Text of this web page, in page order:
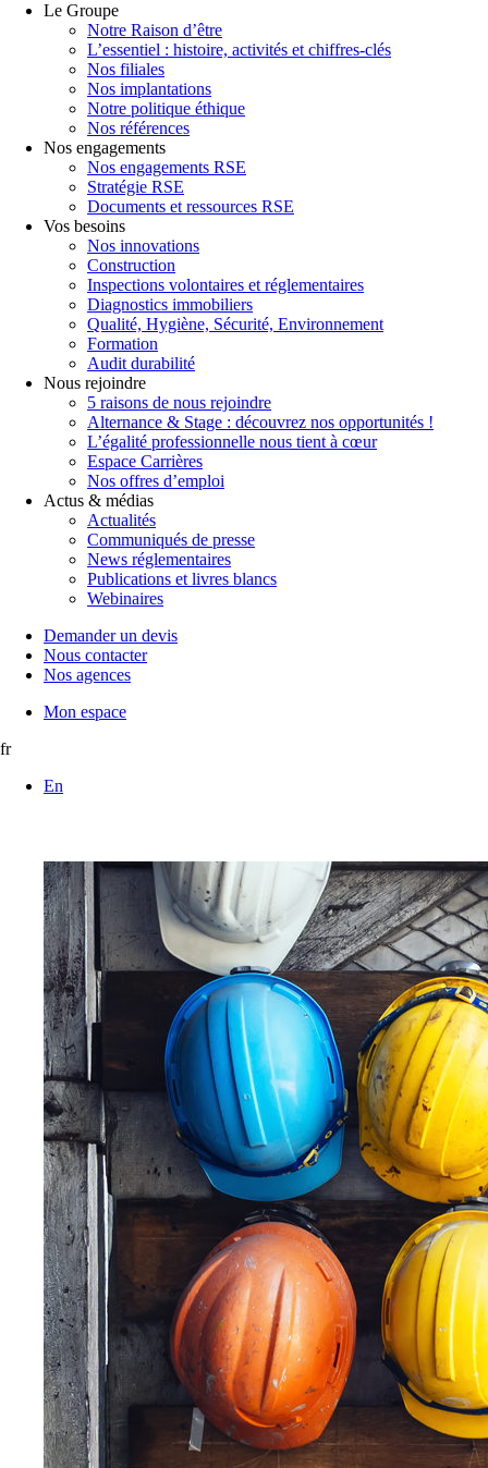
Le Groupe
Notre Raison d’être
L’essentiel : histoire, activités et chiffres-clés
Nos filiales
Nos implantations
Notre politique éthique
Nos références
Nos engagements
Nos engagements RSE
Stratégie RSE
Documents et ressources RSE
Vos besoins
Nos innovations
Construction
Inspections volontaires et réglementaires
Diagnostics immobiliers
Qualité, Hygiène, Sécurité, Environnement
Formation
Audit durabilité
Nous rejoindre
5 raisons de nous rejoindre
Alternance & Stage : découvrez nos opportunités !
L’égalité professionnelle nous tient à cœur
Espace Carrières
Nos offres d’emploi
Actus & médias
Actualités
Communiqués de presse
News réglementaires
Publications et livres blancs
Webinaires
Demander un devis
Nous contacter
Nos agences
Mon espace
fr
En